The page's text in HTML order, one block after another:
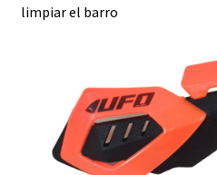
limpiar el barro